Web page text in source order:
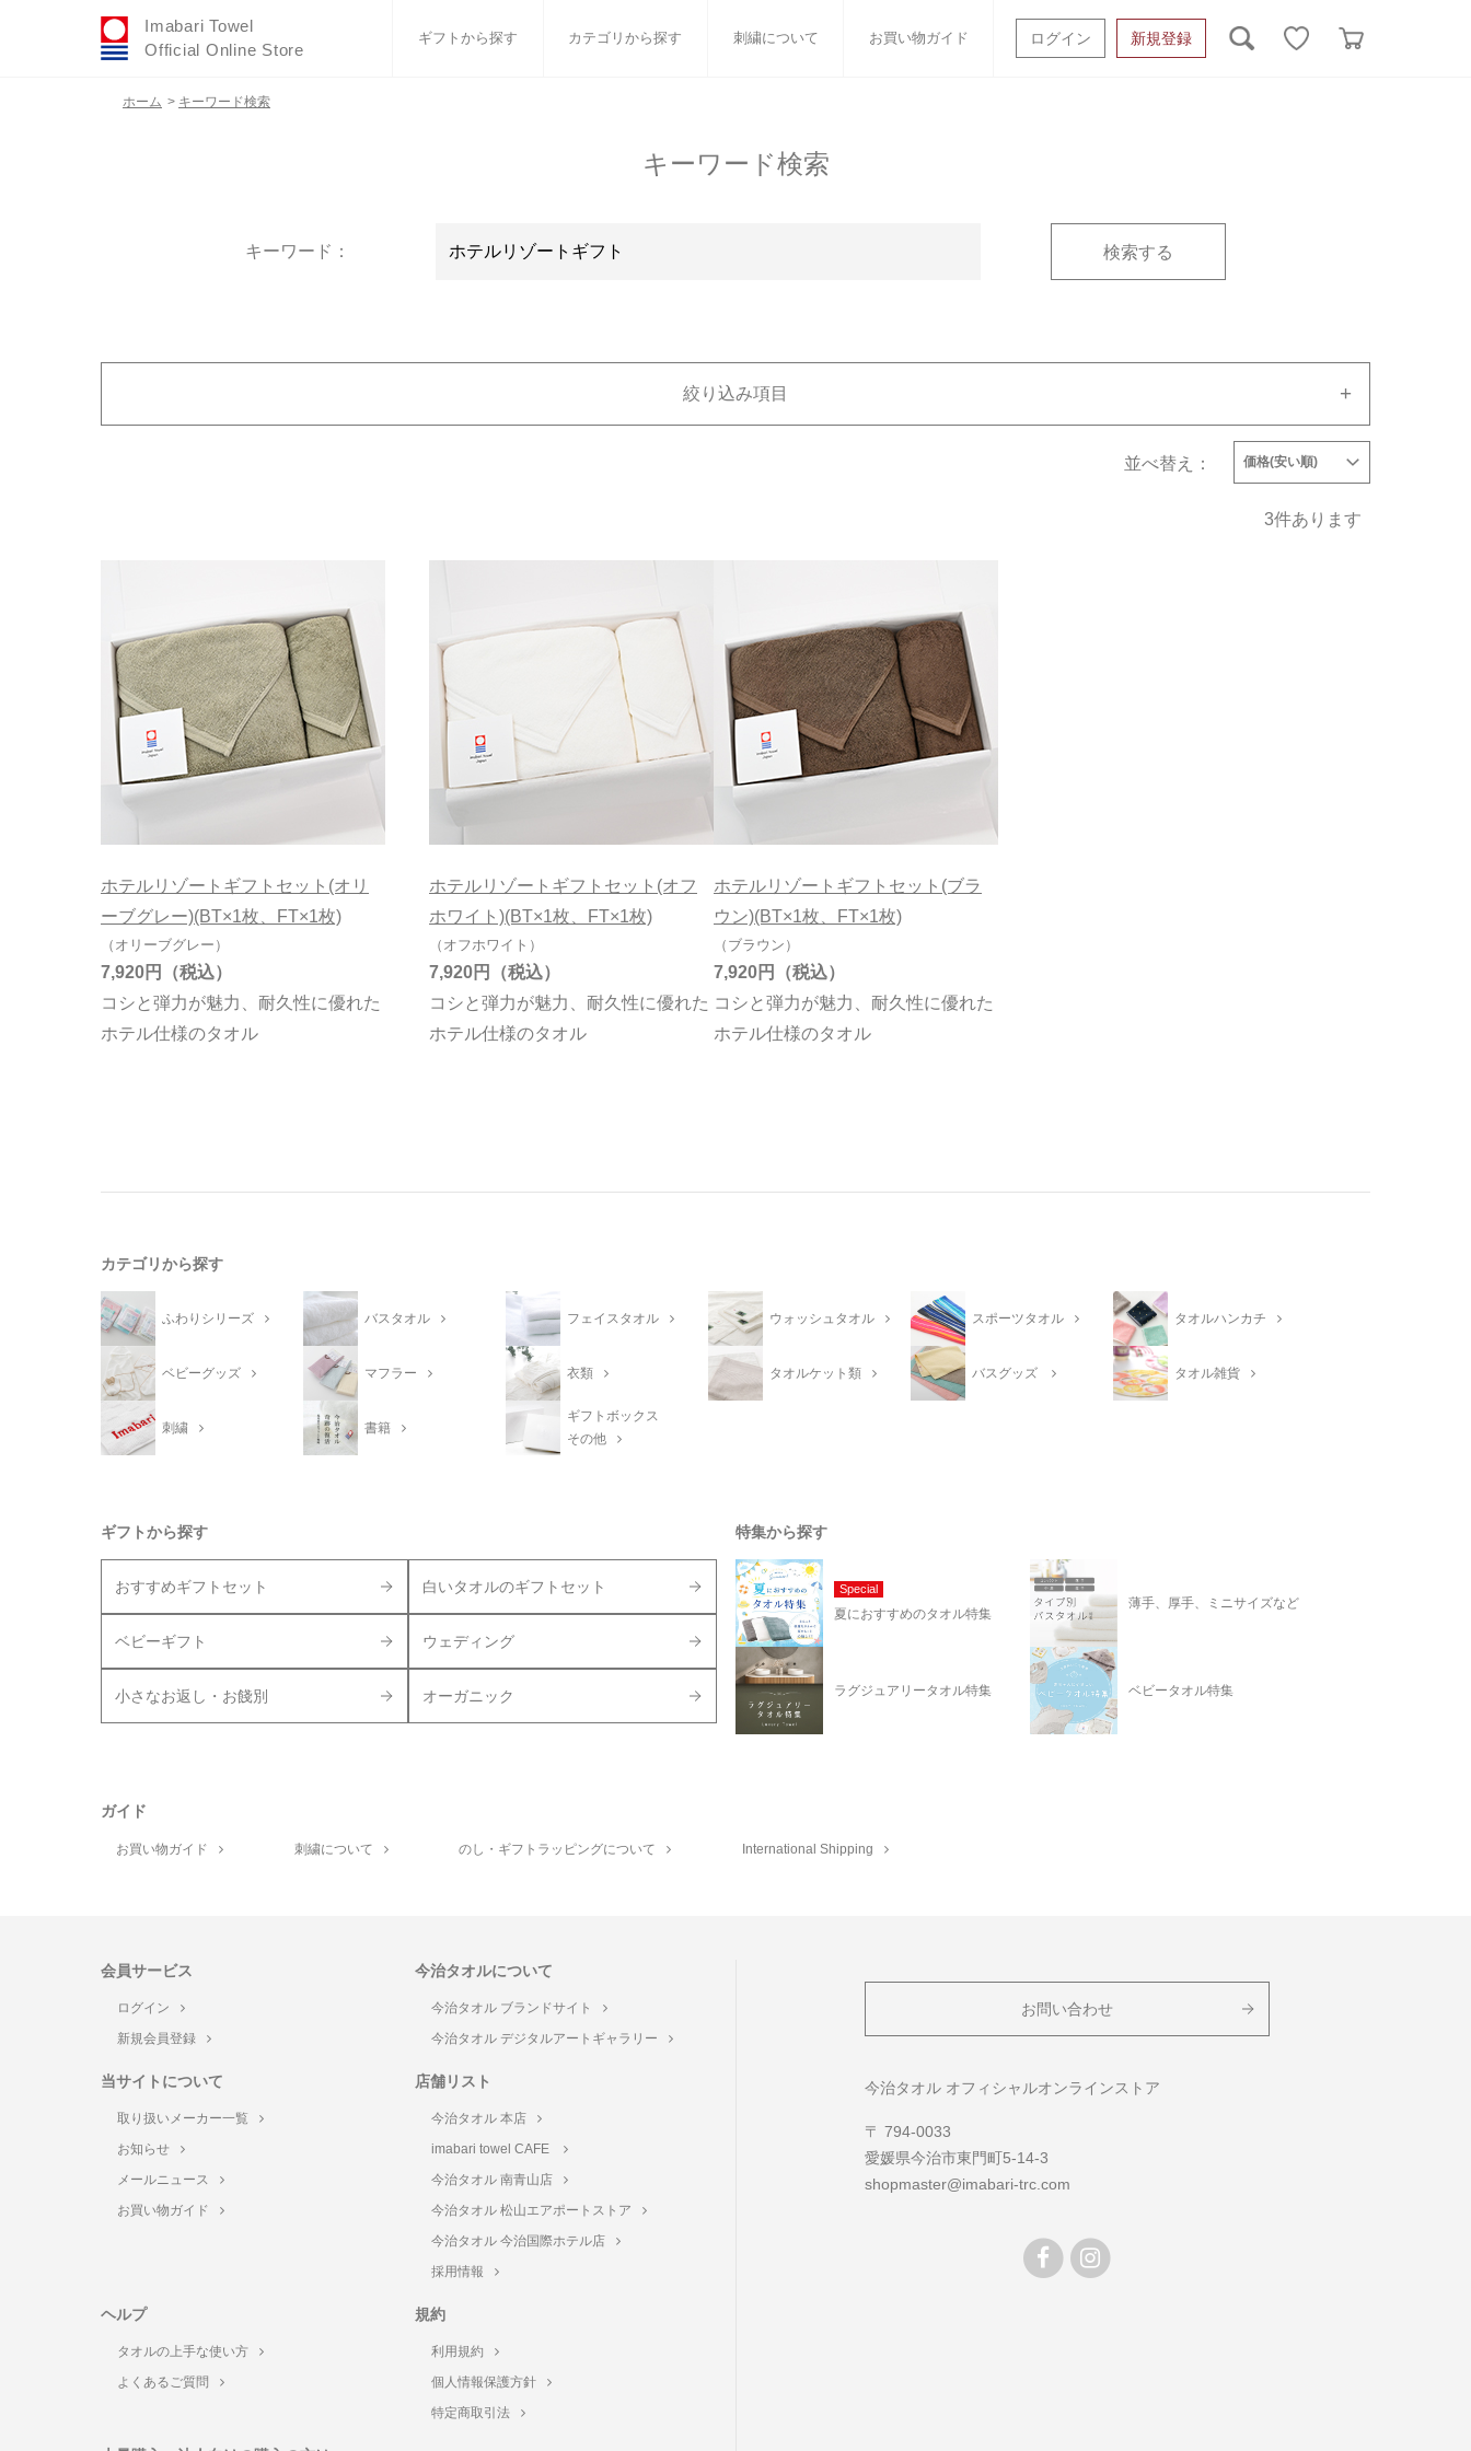
Imabari Towel
Official Online Store
ギフトから探す カテゴリから探す 刺繍について お買い物ガイド ログイン 新規登録
ギフトボックスその他
絞り込み項目
タオルメーカーで絞り込む タイプで絞り込む
在庫有無
在庫あり
ホーム > キーワード検索
キーワード検索
並べ替え： 価格(安い順)
3件あります
ホテルリゾートギフトセット(オリ
ーブグレー)(BT×1枚、FT×1枚)
（オリーブグレー）
コシと弾力が魅力、耐久性に優れた
ホテル仕様のタオル
7,920円
ホテルリゾートギフトセット(オフ
ホワイト)(BT×1枚、FT×1枚)
（オフホワイト）
コシと弾力が魅力、耐久性に優れた
ホテル仕様のタオル
7,920円
ホテルリゾートギフトセット(ブラ
ウン)(BT×1枚、FT×1枚)
（ブラウン）
コシと弾力が魅力、耐久性に優れた
ホテル仕様のタオル
7,920円
キーワード：
カテゴリから探す
ふわりシリーズ バスタオル フェイスタオル ウォッシュタオル スポーツタオル タオルハンカチ
ベビーグッズ マフラー 衣類 タオルケット類 バスグッズ タオル雑貨
刺繍 書籍
ギフトボックス
その他
ギフトから探す
おすすめギフトセット 白いタオルのギフトセット
ベビーギフト ウェディング
小さなお返し・お餞別 オーガニック
特集から探す
Special
夏におすすめのタオル特集
薄手、厚手、ミニサイズなど
ラグジュアリータオル特集 ベビータオル特集
ガイド
お買い物ガイド 刺繍について のし・ギフトラッピングについて International Shipping
会員サービス
ログイン
新規会員登録
今治タオルについて
今治タオル ブランドサイト
今治タオル デジタルアートギャラリー
当サイトについて
取り扱いメーカー一覧
お知らせ
メールニュース
お買い物ガイド
店舗リスト
今治タオル 本店
imabari towel CAFE
今治タオル 南青山店
今治タオル 松山エアポートストア
今治タオル 今治国際ホテル店
採用情報
ヘルプ
タオルの上手な使い方
よくあるご質問
規約
利用規約
個人情報保護方針
特定商取引法
お問い合わせ
今治タオル オフィシャルオンラインストア
〒 794-0033
愛媛県今治市東門町5-14-3
shopmaster@imabari-trc.com